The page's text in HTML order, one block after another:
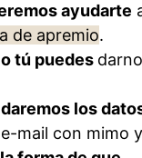
ayudarte
de apremio.
tú puedes
los
mail con mimo